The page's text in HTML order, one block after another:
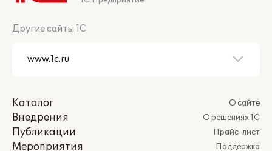
Другие сайты 1С
Каталог
Внедрения
Публикации
Мероприятия
О сайте
О решениях 1С
Прайс-лист
Поддержка